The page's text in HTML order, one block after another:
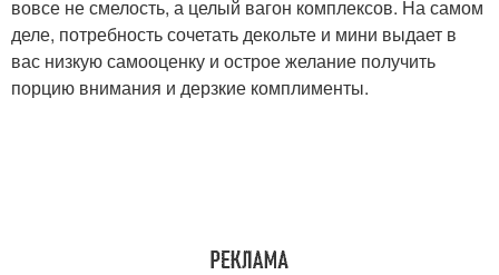
вовсе не смелость, а целый вагон комплексов. На самом
деле, потребность сочетать декольте и мини выдает в
вас низкую самооценку и острое желание получить
порцию внимания и дерзкие комплименты.